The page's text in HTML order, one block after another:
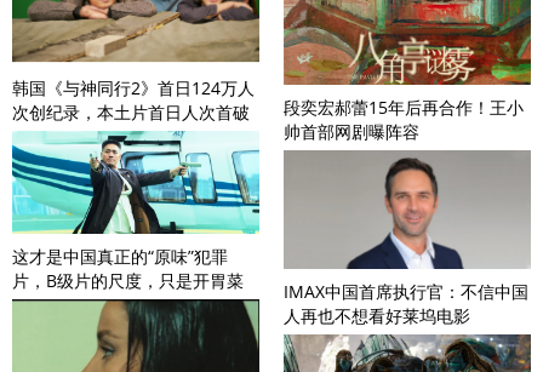
韩国《与神同行2》首日124万人
次创纪录，本土片首日人次首破
百万
这才是中国真正的“原味”犯罪
片，B级片的尺度，只是开胃菜
段奕宏郝蕾15年后再合作！王小
帅首部网剧曝阵容
IMAX中国首席执行官：不信中国
人再也不想看好莱坞电影